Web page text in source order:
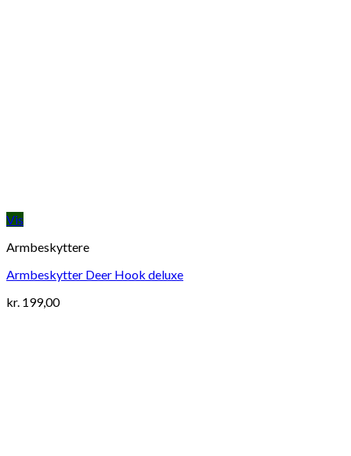
Vis
Armbeskyttere
Armbeskytter Deer Hook deluxe
kr. 199,00